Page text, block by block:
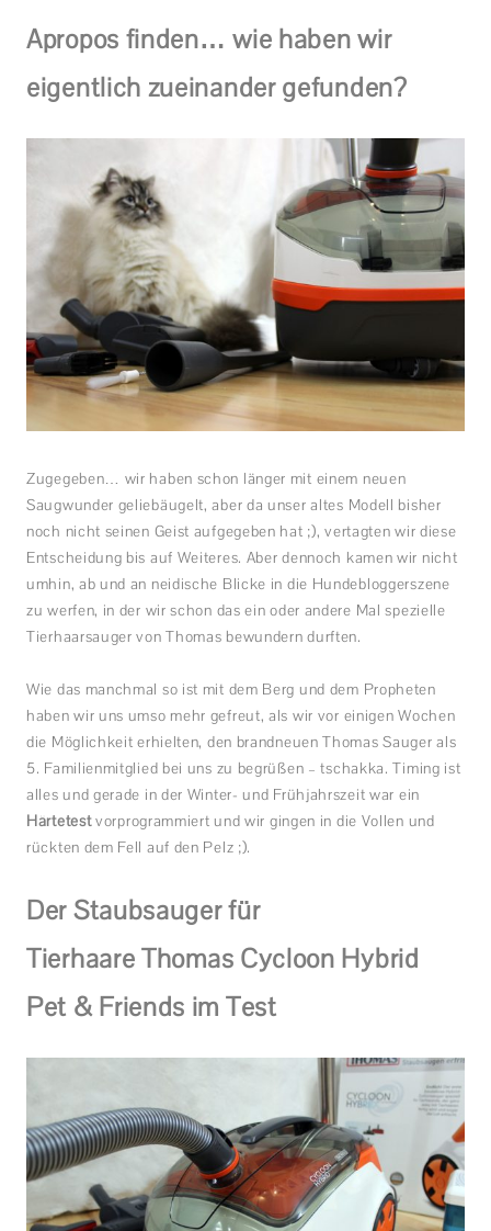
Apropos finden… wie haben wir
eigentlich zueinander gefunden?
Zugegeben… wir haben schon länger mit einem neuen
Saugwunder geliebäugelt, aber da unser altes Modell bisher
noch nicht seinen Geist aufgegeben hat ;), vertagten wir diese
Entscheidung bis auf Weiteres. Aber dennoch kamen wir nicht
umhin, ab und an neidische Blicke in die Hundebloggerszene
zu werfen, in der wir schon das ein oder andere Mal spezielle
Tierhaarsauger von Thomas bewundern durften.
Wie das manchmal so ist mit dem Berg und dem Propheten
haben wir uns umso mehr gefreut, als wir vor einigen Wochen
die Möglichkeit erhielten, den brandneuen Thomas Sauger als
5. Familienmitglied bei uns zu begrüßen – tschakka. Timing ist
alles und gerade in der Winter- und Frühjahrszeit war ein
Härtetestvorprogrammiert und wir gingen in die Vollen und
rückten dem Fell auf den Pelz ;).
Der Staubsauger für
TierhaareThomas Cycloon Hybrid
Pet & Friends im Test